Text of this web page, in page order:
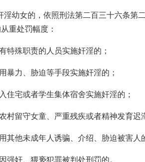
幼女的，依照刑法第二百三十六条第
重处罚幅度：
特殊职责的人员实施奸淫的；
暴力、胁迫等手段实施奸淫的；
住宅或者学生集体宿舍实施奸淫的；
农村留守女童、严重残疾或者精神发育迟
用其他未成年人诱骗、介绍、胁迫被害人